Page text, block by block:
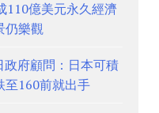
110億美元永久經濟
樂觀
府顧問：日本可積
至160前就出手